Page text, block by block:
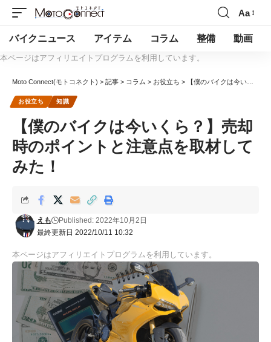
Aa
バイクニュース アイテム コラム 整備 動画
本ページはアフィリエイトプログラムを利用しています。
Moto Connect(モトコネクト) > 記事 > コラム > お役立ち > 【僕のバイクは今いくら？】売却時のポイントと注意点を取材してみた！
お役立ち 知識
【僕のバイクは今いくら？】売却
時のポイントと注意点を取材して
みた！
最終更新日 2022/10/11 10:32
えも Published: 2022年10月2日
本ページはアフィリエイトプログラムを利用しています。